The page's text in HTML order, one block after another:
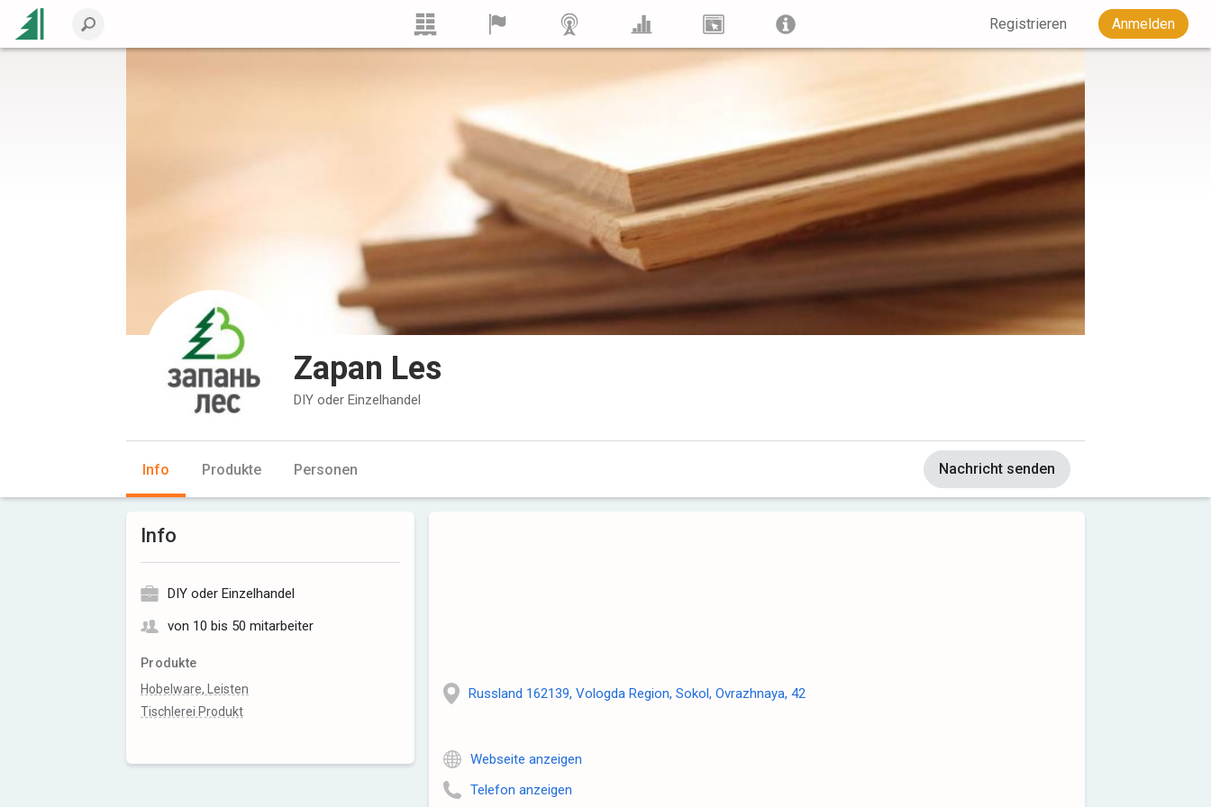
Registrieren Anmelden
Zapan Les
DIY oder Einzelhandel
Info Produkte Personen Nachricht senden
Info
DIY oder Einzelhandel
von 10 bis 50 mitarbeiter
Produkte
Hobelware, Leisten
Tischlerei Produkt
Russland 162139, Vologda Region, Sokol, Ovrazhnaya, 42
Webseite anzeigen
Telefon anzeigen